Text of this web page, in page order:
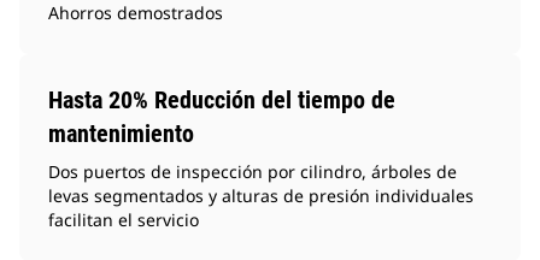
Ahorros demostrados
Hasta 20% Reducción del tiempo de
mantenimiento
Dos puertos de inspección por cilindro, árboles de
levas segmentados y alturas de presión individuales
facilitan el servicio